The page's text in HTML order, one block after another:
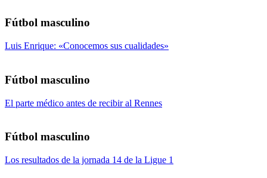
Fútbol masculino
Luis Enrique: «Conocemos sus cualidades»
Fútbol masculino
El parte médico antes de recibir al Rennes
Fútbol masculino
Los resultados de la jornada 14 de la Ligue 1